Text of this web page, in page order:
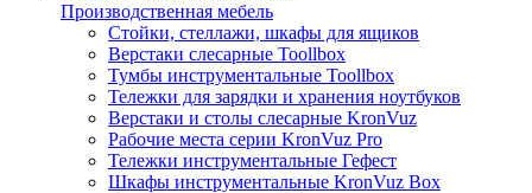
Производственная мебель
Стойки, стеллажи, шкафы для ящиков
Верстаки слесарные Toollbox
Тумбы инструментальные Toollbox
Тележки для зарядки и хранения ноутбуков
Верстаки и столы слесарные KronVuz
Рабочие места серии KronVuz Pro
Тележки инструментальные Гефест
Шкафы инструментальные KronVuz Box